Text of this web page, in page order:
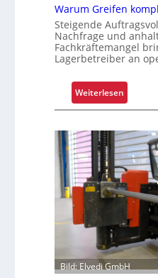
K
u
n
n
r
l
e
b
n
s
Warum Greifen
Steigende
Nachfrage und
Fachkräftemangel
Lagerbetreiber an
Weiterlesen
W
r
u
m
G
r
i
f
n
Bild: Elvedi GmbH